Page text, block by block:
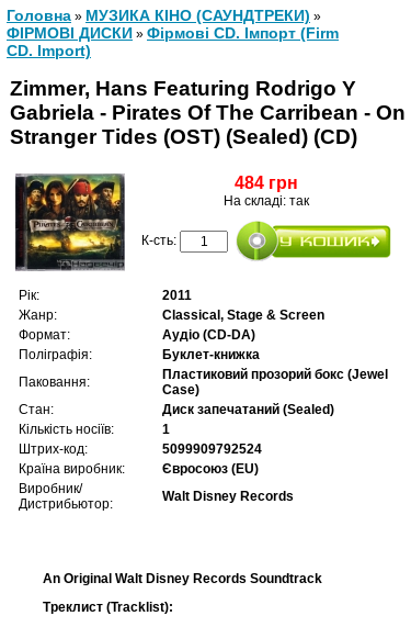
Головна » МУЗИКА КІНО (САУНДТРЕКИ) »
ФІРМОВІ ДИСКИ » Фірмові CD. Імпорт (Firm
CD. Import)
Zimmer, Hans Featuring Rodrigo Y
Gabriela - Pirates Of The Carribean - On
Stranger Tides (OST) (Sealed) (CD)
484 грн
На складі: так
К-сть:
Рік:
2011
Жанр:
Classical, Stage & Screen
Формат:
Аудіо (CD-DA)
Поліграфія:
Буклет-книжка
Паковання:
Пластиковий прозорий бокс (Jewel
Case)
Стан:
Диск запечатаний (Sealed)
Кількість носіїв:
1
Штрих-код:
5099909792524
Країна виробник:
Євросоюз (EU)
Виробник/
Дистрибьютор:
Walt Disney Records
An Original Walt Disney Records Soundtrack
Треклист (Tracklist):